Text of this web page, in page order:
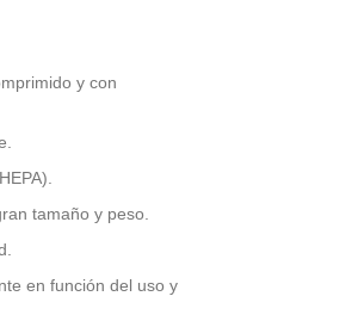
y con
tamaño y peso.
en función del uso y